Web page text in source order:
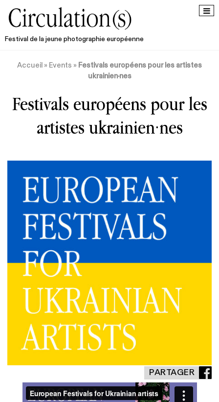
Festival de la jeune photographie européenne
Accueil » Events » Festivals européens pour les artistes
ukrainien·nes
Festivals européens pour les
artistes ukrainien·nes
PARTAGER